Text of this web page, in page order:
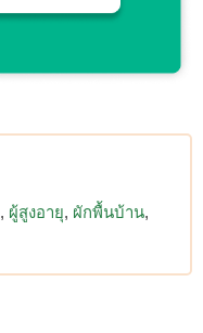
ผู้สูงอายุ ผักพื้นบ้าน